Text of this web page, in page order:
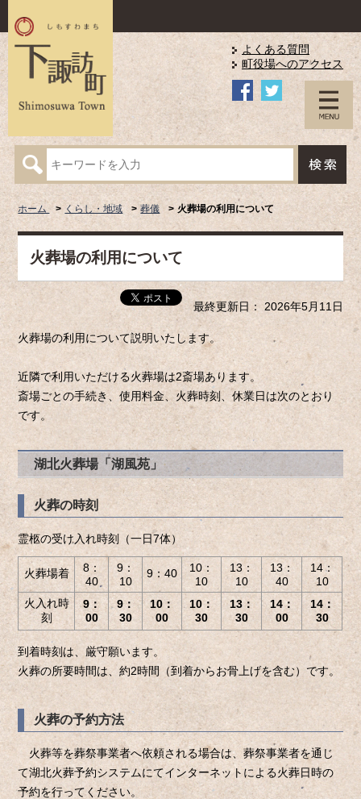
よくある質問
町役場へのアクセス
ホーム くらし・地域 葬儀 火葬場の利用について
火葬場の利用について
最終更新日： 2026年5月11日
火葬場の利用について説明いたします。
近隣で利用いただける火葬場は2斎場あります。
斎場ごとの手続き、使用料金、火葬時刻、休業日は次のとおり
です。
湖北火葬場「湖風苑」
火葬の時刻
霊柩の受け入れ時刻（一日7体）
火葬場着
8：
40
9：
10
9：40
10：
10
13：
10
13：
40
14：
10
火入れ時
刻
9：
00
9：
30
10：
00
10：
30
13：
30
14：
00
14：
30
到着時刻は、厳守願います。
火葬の所要時間は、約2時間（到着からお骨上げを含む）です。
火葬の予約方法
火葬等を葬祭事業者へ依頼される場合は、葬祭事業者を通じ
て湖北火葬予約システムにてインターネットによる火葬日時の
予約を行ってください。